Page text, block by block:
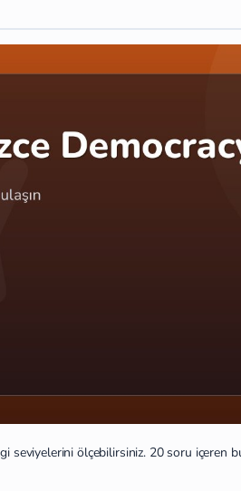
seviyelerini ölçebilirsiniz. 20 soru içeren